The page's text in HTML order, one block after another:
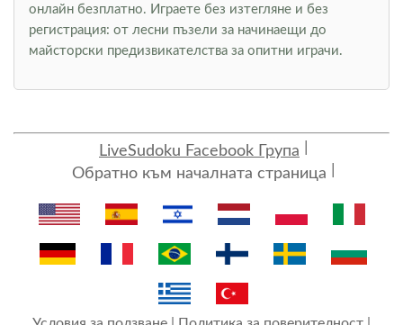
онлайн безплатно. Играете без изтегляне и без
регистрация: от лесни пъзели за начинаещи до
майсторски предизвикателства за опитни играчи.
LiveSudoku Facebook Група
Обратно към началната страница